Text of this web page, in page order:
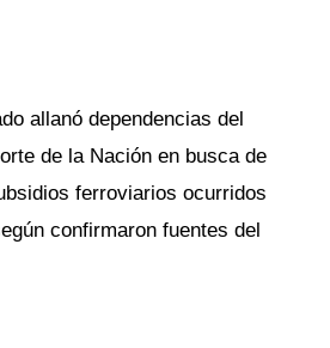
allanó dependencias del
de la Nación en busca de
ferroviarios ocurridos
confirmaron fuentes del